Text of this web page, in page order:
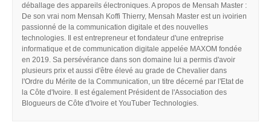
déballage des appareils électroniques. A propos de Mensah Master :
De son vrai nom Mensah Koffi Thierry, Mensah Master est un ivoirien
passionné de la communication digitale et des nouvelles
technologies. Il est entrepreneur et fondateur d'une entreprise
informatique et de communication digitale appelée MAXOM fondée
en 2019. Sa persévérance dans son domaine lui a permis d'avoir
plusieurs prix et aussi d'être élevé au grade de Chevalier dans
l'Ordre du Mérite de la Communication, un titre décerné par l'Etat de
la Côte d'Ivoire. Il est également Président de l'Association des
Blogueurs de Côte d'Ivoire et YouTuber Technologies.